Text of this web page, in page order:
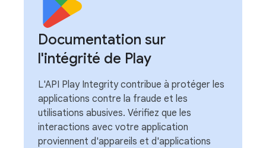
Documentation sur
l'intégrité de Play
L'API Play Integrity contribue à protéger les
applications contre la fraude et les
utilisations abusives. Vérifiez que les
interactions avec votre application
proviennent d'appareils et d'applications